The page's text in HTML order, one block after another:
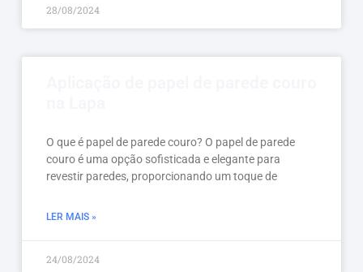
28/08/2024
O que é papel de parede couro? O papel de parede
couro é uma opção sofisticada e elegante para
revestir paredes, proporcionando um toque de
LER MAIS »
24/08/2024